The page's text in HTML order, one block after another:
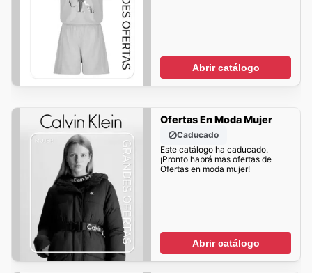
Abrir catálogo
Ofertas En Moda Mujer
Caducado
Este catálogo ha caducado.
¡Pronto habrá mas ofertas de
Ofertas en moda mujer!
Abrir catálogo